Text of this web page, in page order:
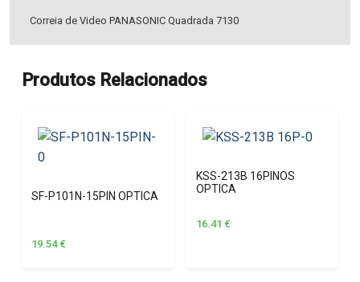
Correia de Video PANASONIC Quadrada 7130
Produtos Relacionados
SF-P101N-15PIN OPTICA
19.54 €
KSS-213B 16PINOS
OPTICA
16.41 €